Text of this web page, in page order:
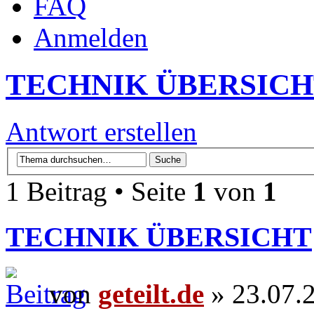
Anmelden
TECHNIK
Antwort erstellen
1 Beitrag • Seite 1 von 1
TECHNIK ÜBERSICHT
von geteilt.de »